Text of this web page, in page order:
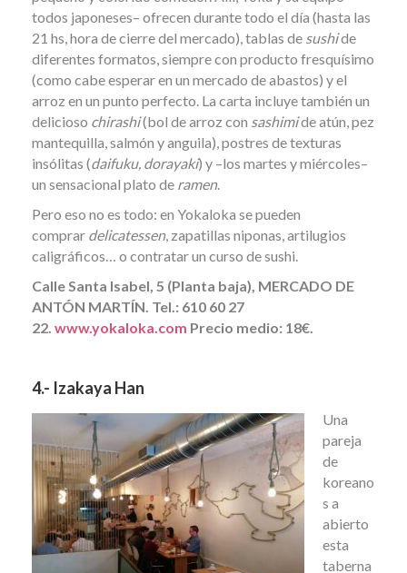
todos japoneses– ofrecen durante todo el día (hasta las
21 hs, hora de cierre del mercado), tablas de sushide
diferentes formatos, siempre con producto fresquísimo
(como cabe esperar en un mercado de abastos) y el
arroz en un punto perfecto. La carta incluye también un
delicioso chirashi(bol de arroz con sashimide atún, pez
mantequilla, salmón y anguila), postres de texturas
insólitas (daifuku, dorayaki) y –los martes y miércoles–
un sensacional plato de ramen.
Pero eso no es todo: en Yokaloka se pueden
comprar delicatessen, zapatillas niponas, artilugios
caligráficos… o contratar un curso de sushi.
Calle Santa Isabel, 5 (Planta baja), MERCADO DE
ANTÓN MARTÍN. Tel.: 610 60 27
22. www.yokaloka.com Precio medio: 18€.
4.- Izakaya Han
Una
pareja
de
koreano
s a
abierto
esta
taberna